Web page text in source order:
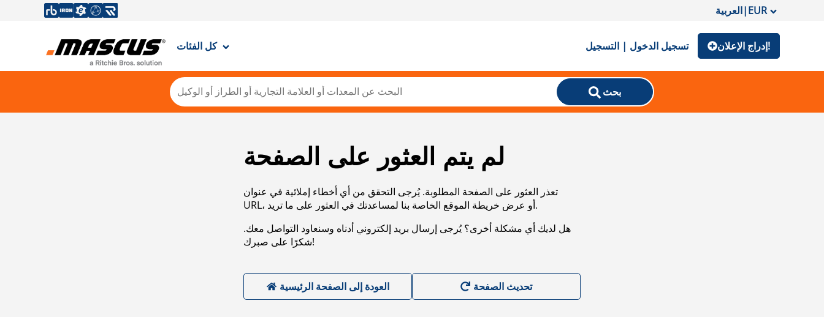
العربية|EUR
كل الفئات تسجيل الدخول | التسجيل إدراج الإعلان!
بحث
لم يتم العثور على الصفحة
تعذر العثور على الصفحة المطلوبة. يُرجى التحقق من أي أخطاء إملائية في عنوان
URL، أو عرض خريطة الموقع الخاصة بنا لمساعدتك في العثور على ما تريد.
هل لديك أي مشكلة أخرى؟ يُرجى إرسال بريد إلكتروني أدناه وسنعاود التواصل معك.
شكرًا على صبرك!
العودة إلى الصفحة الرئيسية